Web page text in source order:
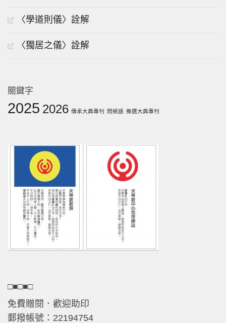
〈學道則儀〉詮解
〈獨居之儀〉詮解
關鍵字
2025 2026 傳承大典專刊 問候語 推選大典專刊
□■□■□
免費贈閱．歡迎助印
郵撥帳號：22194754